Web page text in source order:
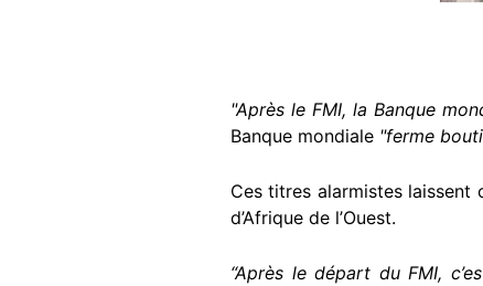
"Après le FMI, la Banque
Banque mondiale "ferme
Ces titres alarmistes
d’Afrique de l’Ouest.
“Après le départ du FMI,